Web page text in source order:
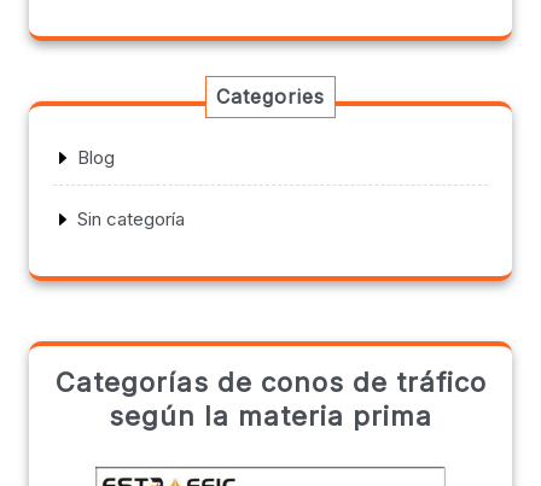
Categories
Blog
Sin categoría
Categorías de conos de tráfico
según la materia prima